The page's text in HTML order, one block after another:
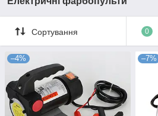
Сортування 0
–4% –7%